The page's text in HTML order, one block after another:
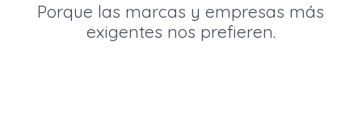
Porque las marcas y empresas más
exigentes nos prefieren.